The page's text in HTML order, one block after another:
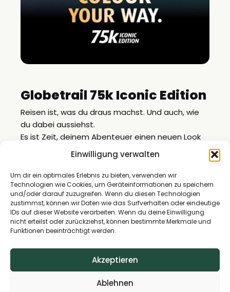
Einwilligung verwalten
Um dir ein optimales Erlebnis zu bieten, verwenden wir
Technologien wie Cookies, um Geräteinformationen zu speichern
und/oder darauf zuzugreifen. Wenn du diesen Technologien
zustimmst, können wir Daten wie das Surfverhalten oder eindeutige
IDs auf dieser Website verarbeiten. Wenn du deine Einwilligung
nicht erteilst oder zurückziehst, können bestimmte Merkmale und
Funktionen beeinträchtigt werden.
Akzeptieren
Ablehnen
Globetrail 75k Iconic Edition
Reisen ist, was du draus machst. Und auch, wie
du dabei aussiehst.
Es ist Zeit, deinem Abenteuer einen neuen Look
zu geben: Zur Feier von 75.000 gebauten Camper
Vans präsentiert Dethleffs die Globetrail 75k
Iconic Edition. In Isny mit Leidenschaft
perfektioniert, setzen wir auf einzigartige Farben
und auffällige Details – innen wie außen. Für dich.
Für deine Reise. Denn wer mit dem Globetrail von
Dethleffs fährt, erlebt erprobte Qualität und
fährt nie gewöhnlich, sondern mit Charakter und
Statement. Persönlich. Besonders.
Unser exklusivesCamper VanSondermodell!